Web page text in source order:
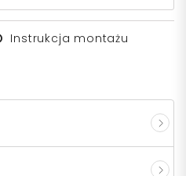
Instrukcja montażu